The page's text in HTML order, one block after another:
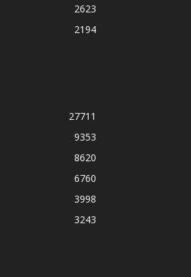
2623
2194
27711
9353
8620
6760
3998
3243